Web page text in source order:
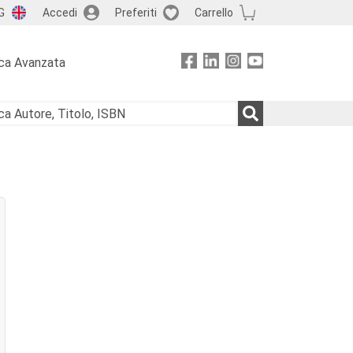
Accedi Preferiti Carrello
Avanzata